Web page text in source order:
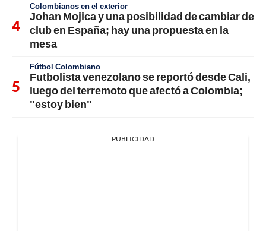
Colombianos en el exterior
Johan Mojica y una posibilidad de cambiar de
club en España; hay una propuesta en la
mesa
Fútbol Colombiano
Futbolista venezolano se reportó desde Cali,
luego del terremoto que afectó a Colombia;
"estoy bien"
PUBLICIDAD